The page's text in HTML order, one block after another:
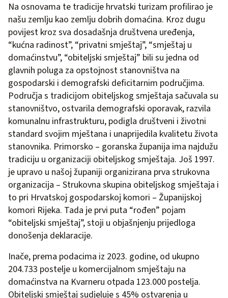
Na osnovama te tradicije hrvatski turizam profilirao je
našu zemlju kao zemlju dobrih domaćina. Kroz dugu
povijest kroz sva dosadašnja društvena uređenja,
“kućna radinost”, “privatni smještaj”, “smještaj u
domaćinstvu”, “obiteljski smještaj” bili su jedna od
glavnih poluga za opstojnost stanovništva na
gospodarski i demografski deficitarnim područjima.
Područja s tradicijom obiteljskog smještaja sačuvala su
stanovništvo, ostvarila demografski oporavak, razvila
komunalnu infrastrukturu, podigla društveni i životni
standard svojim mještana i unaprijedila kvalitetu života
stanovnika. Primorsko – goranska županija ima najdužu
tradiciju u organizaciji obiteljskog smještaja. Još 1997.
je upravo u našoj županiji organizirana prva strukovna
organizacija – Strukovna skupina obiteljskog smještaja i
to pri Hrvatskoj gospodarskoj komori – Županijskoj
komori Rijeka. Tada je prvi puta “rođen” pojam
“obiteljski smještaj”, stoji u objašnjenju prijedloga
donošenja deklaracije.
Inače, prema podacima iz 2023. godine, od ukupno
204.733 postelje u komercijalnom smještaju na
domaćinstva na Kvarneru otpada 123.000 postelja.
Obiteljski smještaj sudjeluje s 45% ostvarenja u